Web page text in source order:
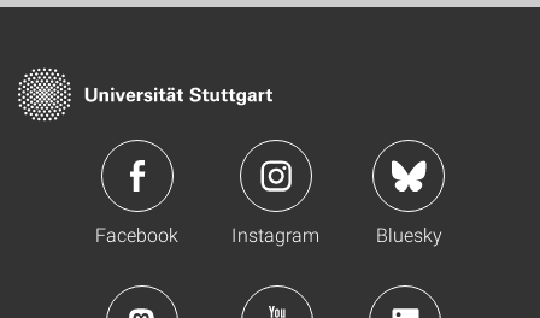
Facebook Instagram Bluesky